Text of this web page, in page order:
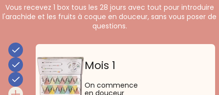
Vous recevez 1 box tous les 28 jours avec tout pour introduire
l'arachide et les fruits à coque en douceur, sans vous poser de
questions.
Mois 1
On commence